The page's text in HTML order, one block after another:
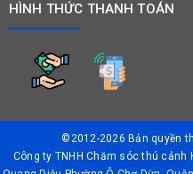
HÌNH THỨC THANH TOÁN
©2012-2026 Bản quyền
Công ty TNHH Chăm sóc thú cảnh